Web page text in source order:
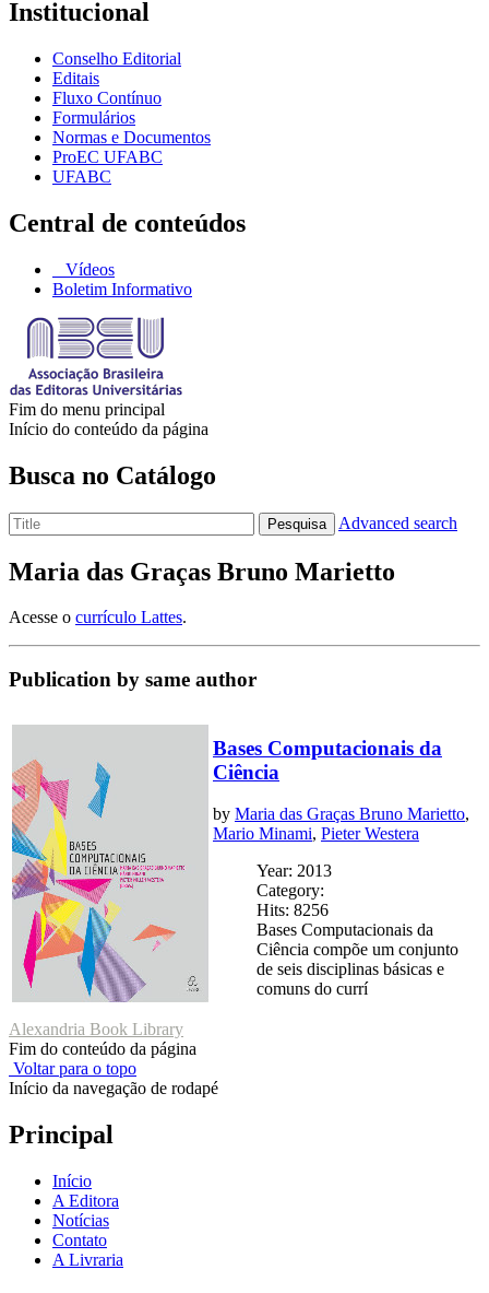
Institucional
Conselho Editorial
Editais
Fluxo Contínuo
Formulários
Normas e Documentos
ProEC UFABC
UFABC
Central de conteúdos
Vídeos
Boletim Informativo
Fim do menu principal
Início do conteúdo da página
Busca no Catálogo
Pesquisa Advanced search
Maria das Graças Bruno Marietto
Acesse o currículo Lattes.
Publication by same author
Bases Computacionais da
Ciência
by Maria das Graças Bruno Marietto,
Mario Minami, Pieter Westera
Year: 2013
Category:
Hits: 8256
Bases Computacionais da
Ciência compõe um conjunto
de seis disciplinas básicas e
comuns do currí
Alexandria Book Library
Fim do conteúdo da página
Voltar para o topo
Início da navegação de rodapé
Principal
Início
A Editora
Notícias
Contato
A Livraria